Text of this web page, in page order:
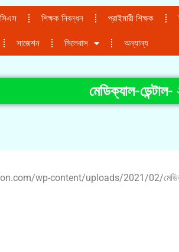
শিক্ষক নিবন্ধন প্রাইমারী শিক্ষক
সাজেশন সিলেবাস অন্যান্য
মেডিক্যাল-
wp-content/uploads/2021/02/মেডিক্যাল-